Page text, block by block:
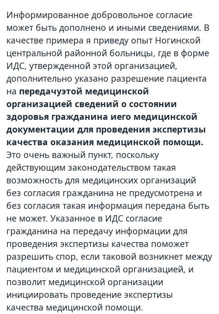
Информированное добровольное согласие
может быть дополнено и иными сведениями. В
качестве примера я приведу опыт Ногинской
центральной районной больницы, где в форме
ИДС, утвержденной этой организацией,
дополнительно указано разрешение пациента
на передачуэтой медицинской
организацией сведений о состоянии
здоровья гражданина иего медицинской
документации для проведения экспертизы
качества оказания медицинской помощи.
Это очень важный пункт, поскольку
действующим законодательством такая
возможность для медицинских организаций
без согласия гражданина не предусмотрена и
без согласия такая информация передана быть
не может. Указанное в ИДС согласие
гражданина на передачу информации для
проведения экспертизы качества поможет
разрешить спор, если таковой возникнет между
пациентом и медицинской организацией, и
позволит медицинской организации
инициировать проведение экспертизы
качества медицинской помощи.